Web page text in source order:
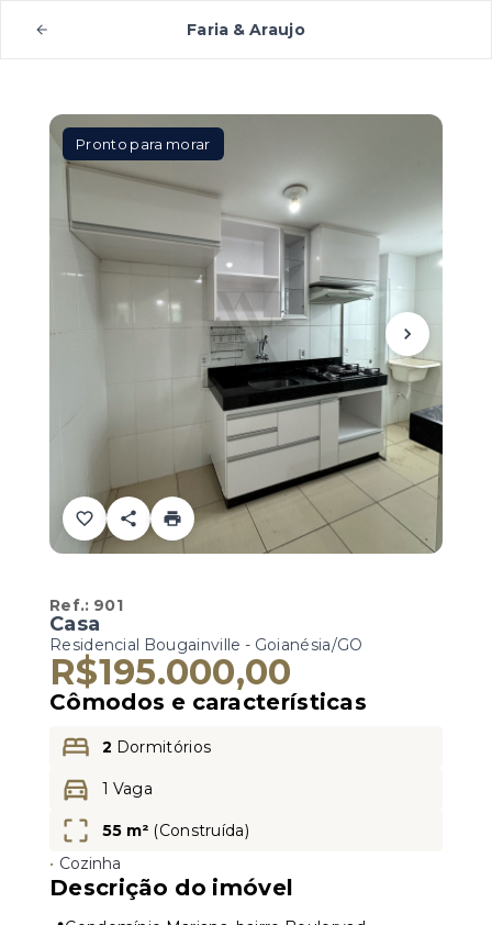
Faria & Araujo
Pronto para morar
Ref.: 901
Casa
Residencial Bougainville - Goianésia/GO
R$195.000,00
Cômodos e características
2 Dormitórios
1 Vaga
55 m² (Construída)
• Cozinha
Descrição do imóvel